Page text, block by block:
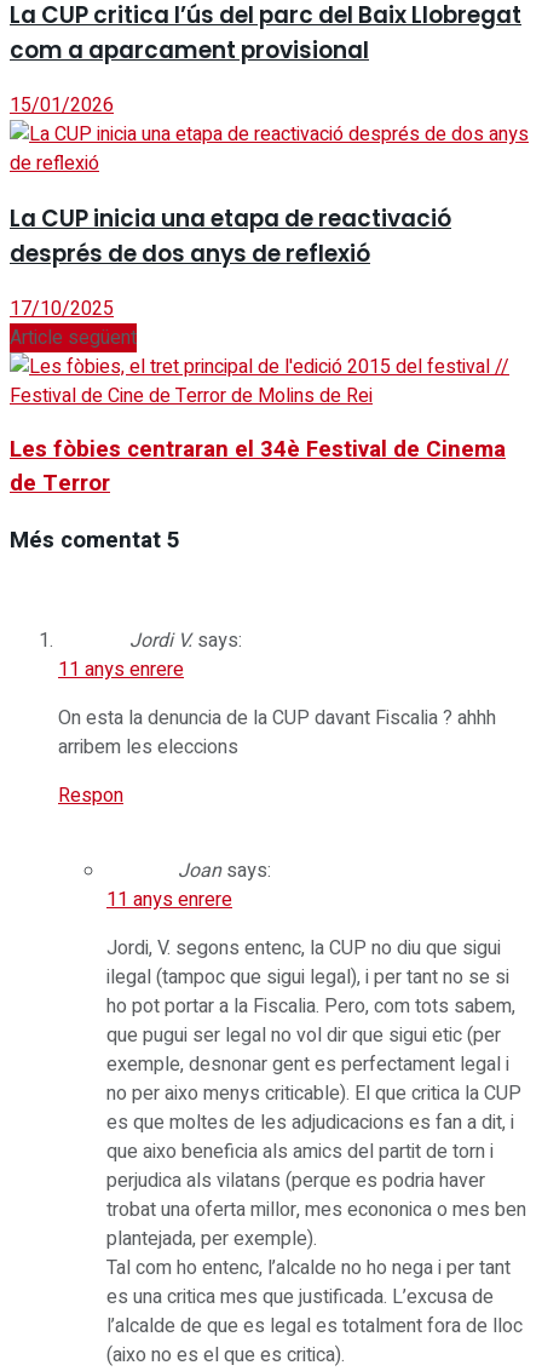
La CUP critica l’ús del parc del Baix Llobregat
com a aparcament provisional
15/01/2026
La CUP inicia una etapa de reactivació
després de dos anys de reflexió
17/10/2025
Article següent
Les fòbies centraran el 34è Festival de Cinema
de Terror
Més comentat5
Jordi V. says:
11 anys enrere
On esta la denuncia de la CUP davant Fiscalia ? ahhh
arribem les eleccions
Respon
Joan says:
11 anys enrere
Jordi, V. segons entenc, la CUP no diu que sigui
ilegal (tampoc que sigui legal), i per tant no se si
ho pot portar a la Fiscalia. Pero, com tots sabem,
que pugui ser legal no vol dir que sigui etic (per
exemple, desnonar gent es perfectament legal i
no per aixo menys criticable). El que critica la CUP
es que moltes de les adjudicacions es fan a dit, i
que aixo beneficia als amics del partit de torn i
perjudica als vilatans (perque es podria haver
trobat una oferta millor, mes econonica o mes ben
plantejada, per exemple).
Tal com ho entenc, l’alcalde no ho nega i per tant
es una critica mes que justificada. L’excusa de
l’alcalde de que es legal es totalment fora de lloc
(aixo no es el que es critica).